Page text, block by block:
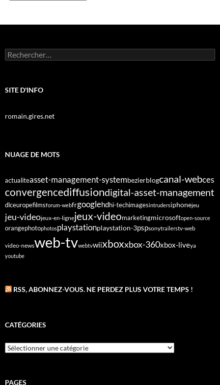
Rechercher :
SITE D'INFO
romain.gires.net
NUAGE DE MOTS
actualiteasset-management-systembezierblogcanal-webces
convergencediffusiondigital-asset-management
dlceuropefilmsforum-webfrgooglehdhi-techimagesintrudersiphonejeu
jeu-videojeux-en-lignejeux-videomarketingmicrosoftopen-source
orangephotophotosplaystationplaystation-3pspsonytrailerstv-web
video-newsweb-tvwebtvwiixboxxbox-360xbox-liveya
youtube
RSS, ABONNEZ-VOUS. NE PERDEZ PLUS VOTRE TEMPS !
CATÉGORIES
Catégories
PAGES